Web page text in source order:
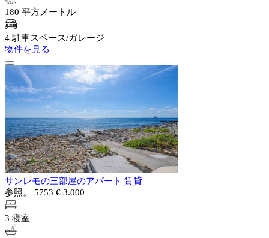
180 平方メートル
4 駐車スペース/ガレージ
物件を見る
サンレモの三部屋のアパート 賃貸
参照。 5753 € 3.000
3 寝室